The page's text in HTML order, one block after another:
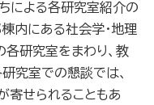
よる各研究室紹介の
内にある社会学・地理
各研究室をまわり、教
究室での懇談では、
寄せられることもあ